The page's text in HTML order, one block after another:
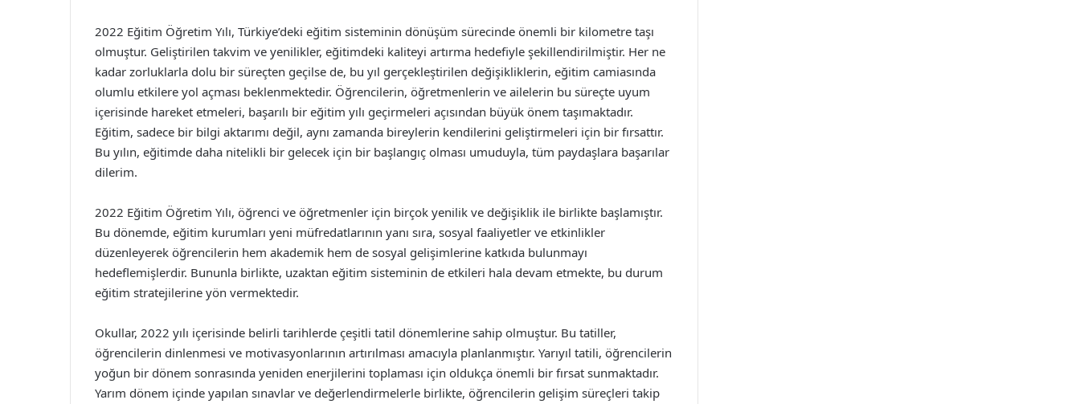
2022 Eğitim Öğretim Yılı, Türkiye’deki eğitim sisteminin dönüşüm sürecinde önemli bir kilometre taşı
olmuştur. Geliştirilen takvim ve yenilikler, eğitimdeki kaliteyi artırma hedefiyle şekillendirilmiştir. Her ne
kadar zorluklarla dolu bir süreçten geçilse de, bu yıl gerçekleştirilen değişikliklerin, eğitim camiasında
olumlu etkilere yol açması beklenmektedir. Öğrencilerin, öğretmenlerin ve ailelerin bu süreçte uyum
içerisinde hareket etmeleri, başarılı bir eğitim yılı geçirmeleri açısından büyük önem taşımaktadır.
Eğitim, sadece bir bilgi aktarımı değil, aynı zamanda bireylerin kendilerini geliştirmeleri için bir fırsattır.
Bu yılın, eğitimde daha nitelikli bir gelecek için bir başlangıç olması umuduyla, tüm paydaşlara başarılar
dilerim.
2022 Eğitim Öğretim Yılı, öğrenci ve öğretmenler için birçok yenilik ve değişiklik ile birlikte başlamıştır.
Bu dönemde, eğitim kurumları yeni müfredatlarının yanı sıra, sosyal faaliyetler ve etkinlikler
düzenleyerek öğrencilerin hem akademik hem de sosyal gelişimlerine katkıda bulunmayı
hedeflemişlerdir. Bununla birlikte, uzaktan eğitim sisteminin de etkileri hala devam etmekte, bu durum
eğitim stratejilerine yön vermektedir.
Okullar, 2022 yılı içerisinde belirli tarihlerde çeşitli tatil dönemlerine sahip olmuştur. Bu tatiller,
öğrencilerin dinlenmesi ve motivasyonlarının artırılması amacıyla planlanmıştır. Yarıyıl tatili, öğrencilerin
yoğun bir dönem sonrasında yeniden enerjilerini toplaması için oldukça önemli bir fırsat sunmaktadır.
Yarım dönem içinde yapılan sınavlar ve değerlendirmelerle birlikte, öğrencilerin gelişim süreçleri takip